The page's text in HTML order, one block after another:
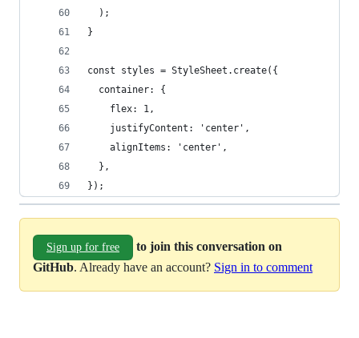
  );
}
const styles = StyleSheet.create({
  container: {
    flex: 1,
    justifyContent: 'center',
    alignItems: 'center',
  },
});
Sign up for free
to join this conversation on
GitHub. Already have an account? Sign in to comment